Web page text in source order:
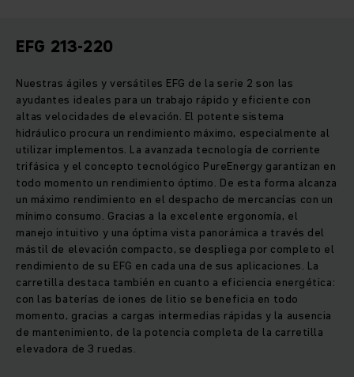
EFG 213-220
Nuestras ágiles y versátiles EFG de la serie 2 son las
ayudantes ideales para un trabajo rápido y eficiente con
altas velocidades de elevación. El potente sistema
hidráulico procura un rendimiento máximo, especialmente al
utilizar implementos. La avanzada tecnología de corriente
trifásica y el concepto tecnológico PureEnergy garantizan en
todo momento un rendimiento óptimo. De esta forma alcanza
un máximo rendimiento en el despacho de mercancías con un
mínimo consumo. Gracias a la excelente ergonomía, el
manejo intuitivo y una óptima vista panorámica a través del
mástil de elevación compacto, se despliega por completo el
rendimiento de su EFG en cada una de sus aplicaciones. La
carretilla destaca también en cuanto a eficiencia energética:
con las baterías de iones de litio se beneficia en todo
momento, gracias a cargas intermedias rápidas y la ausencia
de mantenimiento, de la potencia completa de la carretilla
elevadora de 3 ruedas.